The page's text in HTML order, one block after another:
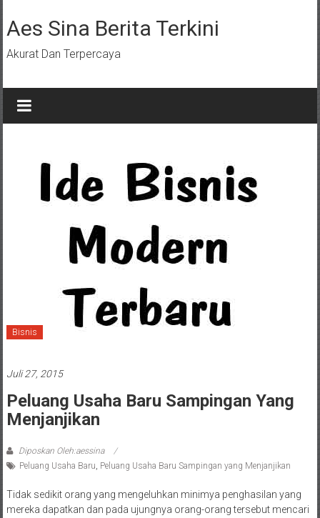
ke
konten
Aes Sina Berita Terkini
Akurat Dan Terpercaya
Bisnis
Juli 27, 2015
Peluang Usaha Baru Sampingan Yang
Menjanjikan
Diposkan Oleh:aessina
Peluang Usaha Baru, Peluang Usaha Baru Sampingan yang Menjanjikan
Tidak sedikit orang yang mengeluhkan minimya penghasilan yang
mereka dapatkan dan pada ujungnya orang-orang tersebut mencari